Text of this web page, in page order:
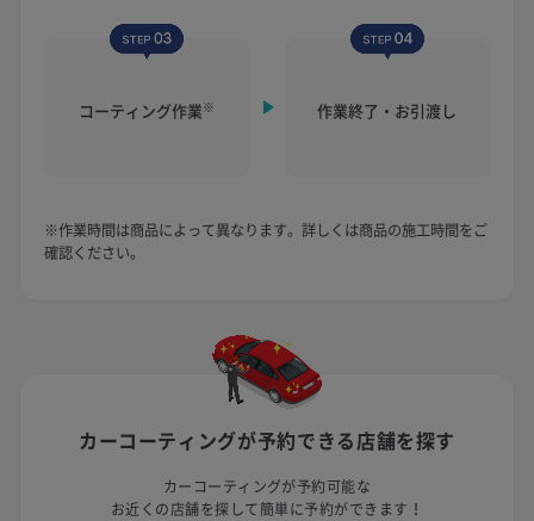
コーティング作業※ 作業終了・お引渡し
※作業時間は商品によって異なります。詳しくは商品の施工時間をご
確認ください。
カーコーティングが予約できる店舗を探す
カーコーティングが予約可能な
お近くの店舗を探して簡単に予約ができます！